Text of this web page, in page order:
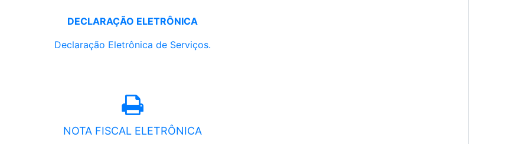
DECLARAÇÃO ELETRÔNICA
Declaração Eletrônica de Serviços.
NOTA FISCAL ELETRÔNICA